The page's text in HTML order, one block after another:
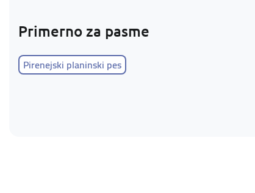
Primerno za pasme
Pirenejski planinski pes